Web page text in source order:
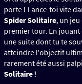
porte ! Lance-toi vite
Spider Solitaire, un
premier tour. En
une suite dont tu te
atteindre l'objectif
rarement été aussi
Solitaire !